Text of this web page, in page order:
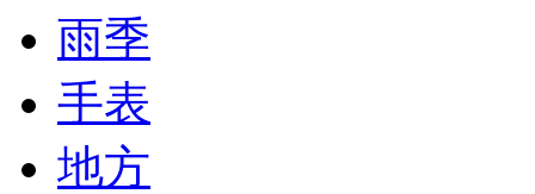
雨季
手表
地方